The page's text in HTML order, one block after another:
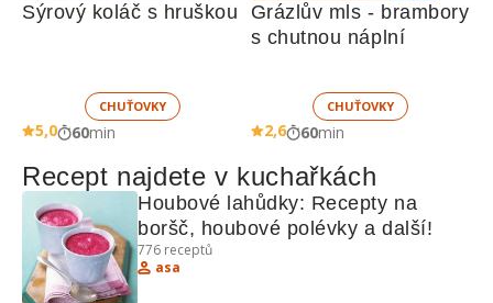
Sýrový koláč s hruškou
CHUŤOVKY
5,0 60min
Grázlův mls - brambory
s chutnou náplní
CHUŤOVKY
2,6 60min
Recept najdete v kuchařkách
Houbové lahůdky: Recepty na
boršč, houbové polévky a další!
776 receptů
asa